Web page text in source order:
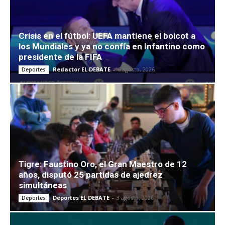
Crisis en el fútbol: UEFA mantiene el boicot a
los Mundiales y ya no confía en Infantino como
presidente de la FIFA
Deportes Redactor EL DEBATE - 6 agosto, 2026
Tigre: Faustino Oro, el Gran Maestro de 12
años, disputó 25 partidas de ajedrez
simultáneas
Deportes Deportes EL DEBATE - 3 agosto, 2026